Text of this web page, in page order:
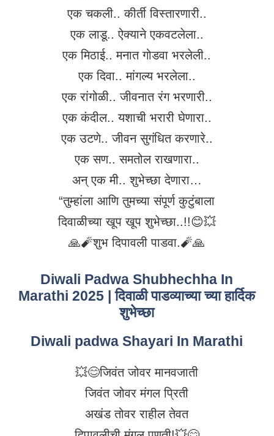
एक चकली.. कीर्ती विस्तारणारी..
एक लाडू.. ऐक्याने एकवटलेला..
एक मिठाई.. मनात गोडवा भरलेली..
एक दिवा.. मांगल्य भरलेला..
एक रांगोळी.. जीवनात रंग भरणारी..
एक कंदील.. यशाची भरारी घेणारा..
एक उटणे.. जीवन सुगंधित करणारे..
एक सण.. समतोल राखणारा..
अन् एक मी.. शुभेच्छा देणारा…
“तुम्हांला आणि तुमच्या संपूर्ण कुटुंबाला
दिवाळीच्या खूप खूप शुभेच्छा..!!😊💥
🙏🧨शुभ दिपावली पाडवा.🧨🙏
Diwali Padwa Shubhechha In
Marathi 2025 | दिवाळी पाडव्याच्या च्या हार्दिक
शुभेच्छा
Diwali padwa Shayari In Marathi
💥😊जिवंत जोवर मानवजाती
जिवंत जोवर मंगल प्रिती
अखंड तोवर राहील तेवत